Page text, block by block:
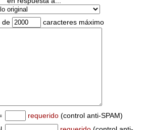
de caracteres máximo
requerido (control anti-SPAM)